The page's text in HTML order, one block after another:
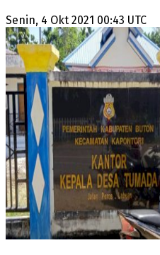
Senin, 4 Okt 2021 00:43 UTC